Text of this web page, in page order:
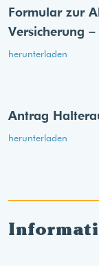
Formular zur
Versicherung –
herunterladen
Antrag
herunterladen